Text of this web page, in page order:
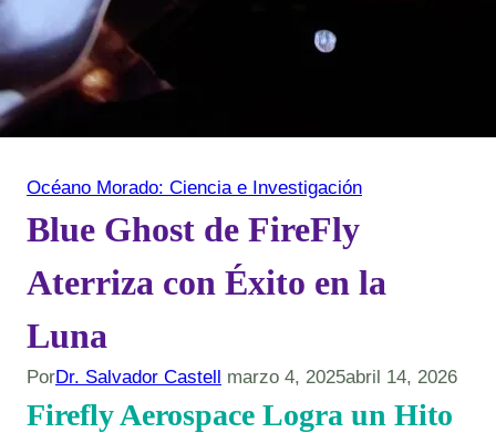
Océano Morado: Ciencia e Investigación
Blue Ghost de FireFly
Aterriza con Éxito en la
Luna
PorDr. Salvador Castell marzo 4, 2025abril 14, 2026
Firefly Aerospace Logra un Hito